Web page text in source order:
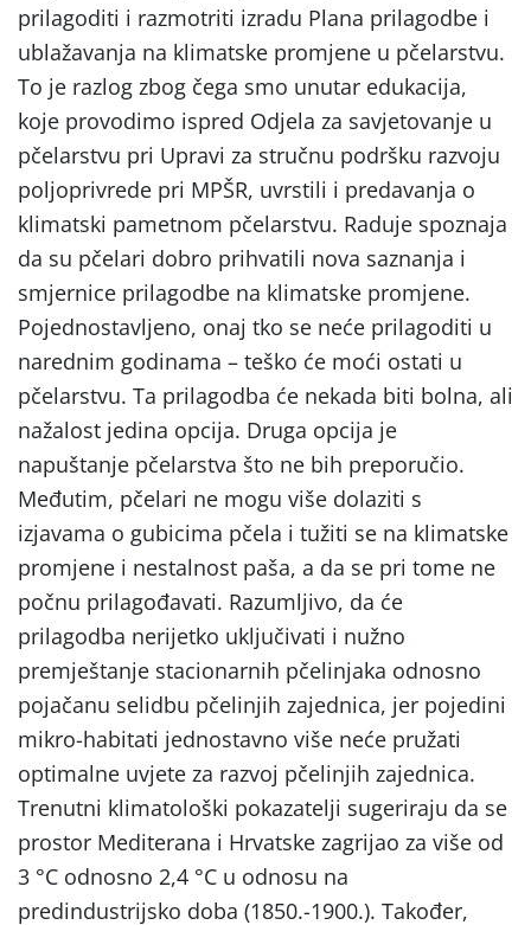
prilagoditi i razmotriti izradu Plana prilagodbe i
ublažavanja na klimatske promjene u pčelarstvu.
To je razlog zbog čega smo unutar edukacija,
koje provodimo ispred Odjela za savjetovanje u
pčelarstvu pri Upravi za stručnu podršku razvoju
poljoprivrede pri MPŠR, uvrstili i predavanja o
klimatski pametnom pčelarstvu. Raduje spoznaja
da su pčelari dobro prihvatili nova saznanja i
smjernice prilagodbe na klimatske promjene.
Pojednostavljeno, onaj tko se neće prilagoditi u
narednim godinama – teško će moći ostati u
pčelarstvu. Ta prilagodba će nekada biti bolna, ali
nažalost jedina opcija. Druga opcija je
napuštanje pčelarstva što ne bih preporučio.
Međutim, pčelari ne mogu više dolaziti s
izjavama o gubicima pčela i tužiti se na klimatske
promjene i nestalnost paša, a da se pri tome ne
počnu prilagođavati. Razumljivo, da će
prilagodba nerijetko uključivati i nužno
premještanje stacionarnih pčelinjaka odnosno
pojačanu selidbu pčelinjih zajednica, jer pojedini
mikro-habitati jednostavno više neće pružati
optimalne uvjete za razvoj pčelinjih zajednica.
Trenutni klimatološki pokazatelji sugeriraju da se
prostor Mediterana i Hrvatske zagrijao za više od
3 °C odnosno 2,4 °C u odnosu na
predindustrijsko doba (1850.-1900.). Također,